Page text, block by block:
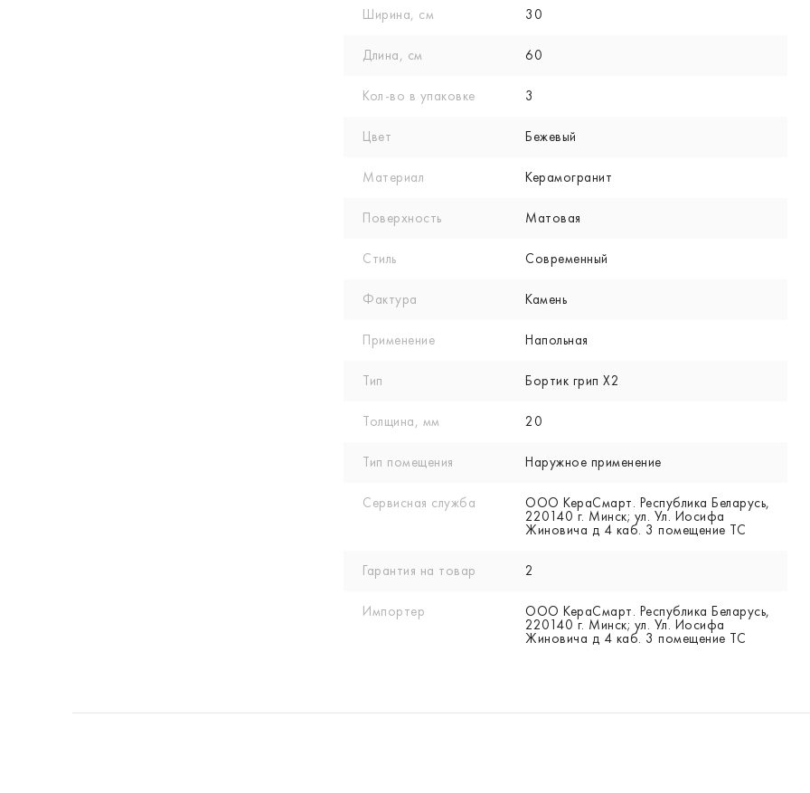
Ширина, см 30
Длина, см 60
Кол-вo в упаковке 3
Цвет Бежевый
Материал Керамогранит
Поверхность Матовая
Стиль Современный
Фактура Камень
Применение Напольная
Тип Бортик грип X2
Толщина, мм 20
Тип помещения Наружное применение
Сервисная служба
ООО КераСмарт. Республика Беларусь,
220140 г. Минск; ул. Ул. Иосифа
Жиновича д 4 каб. 3 помещение ТС
Гарантия на товар 2
Импортер
ООО КераСмарт. Республика Беларусь,
220140 г. Минск; ул. Ул. Иосифа
Жиновича д 4 каб. 3 помещение ТС